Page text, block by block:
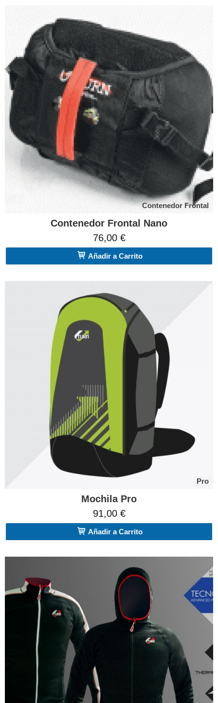
Contenedor Frontal
Contenedor Frontal Nano
76,00 €
Añadir a Carrito
Pro
Mochila Pro
91,00 €
Añadir a Carrito